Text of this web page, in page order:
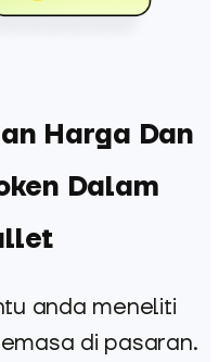
Harga Dan
Dalam
anda meneliti
di pasaran.